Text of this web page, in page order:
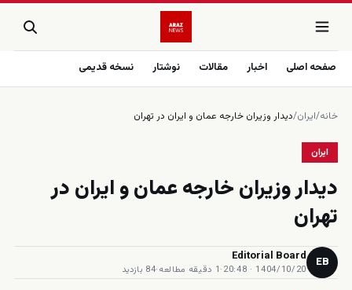
صفحه اصلی اخبار مقالات نوشتار نسخه قدیمی
خانه/ایران/دیدار وزیران خارجه عمان و ایران در تهران
ایران
دیدار وزیران خارجه عمان و ایران در
تهران
EB
Editorial Board
1404/10/20 · 20:48
·1 دقیقه مطالعه ·84 بازدید